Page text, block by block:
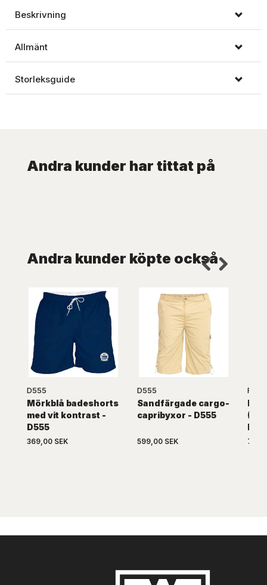
Beskrivning
Allmänt
Storleksguide
Andra kunder har tittat på
Andra kunder köpte också
D555
Mörkblå badeshorts
med vit kontrast -
D555
369,00 SEK
D555
Sandfärgade cargo-
capribyxor - D555
599,00 SEK
(3/